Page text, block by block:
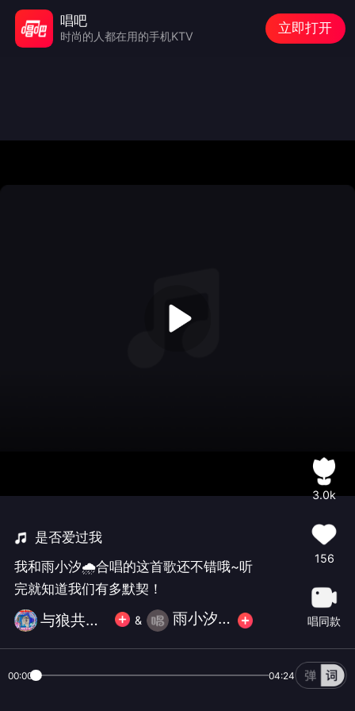
是否爱过我
我和雨小汐🌧️合唱的这首歌还不错哦~听
完就知道我们有多默契！
与狼共舞❄ & 雨小汐🌧️
3.0k
156
唱同款
00:00 04:24
唱吧
时尚的人都在用的手机KTV
立即打开